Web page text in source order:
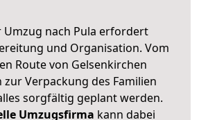
Umzug nach Pula erfordert
und Organisation. Vom
Route von Gelsenkirchen
zur Verpackung des Familien
sorgfältig geplant werden.
Umzugsfirma kann dabei